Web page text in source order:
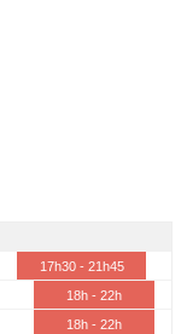
17h30 - 21h45
18h - 22h
18h - 22h